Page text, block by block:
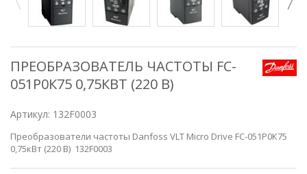
ПРЕОБРАЗОВАТЕЛЬ ЧАСТОТЫ FC-
051P0К75 0,75КВТ (220 В)
Артикул: 132F0003
Преобразователи частоты Danfoss VLT Micro Drive FC-051P0К75
0,75кВт (220 В) 132F0003